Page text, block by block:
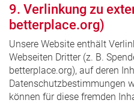
9. Verlinkung zu
betterplace.org)
Unsere Website enthält
Webseiten Dritter (z. B.
betterplace.org), auf deren
Datenschutzbestimmungen
können für diese fremden